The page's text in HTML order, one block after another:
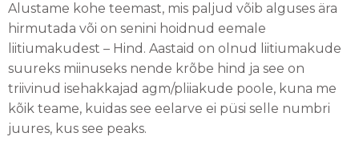
Alustame kohe teemast, mis paljud võib alguses ära
hirmutada või on senini hoidnud eemale
liitiumakudest – Hind. Aastaid on olnud liitiumakude
suureks miinuseks nende krõbe hind ja see on
triivinud isehakkajad agm/pliiakude poole, kuna me
kõik teame, kuidas see eelarve ei püsi selle numbri
juures, kus see peaks.